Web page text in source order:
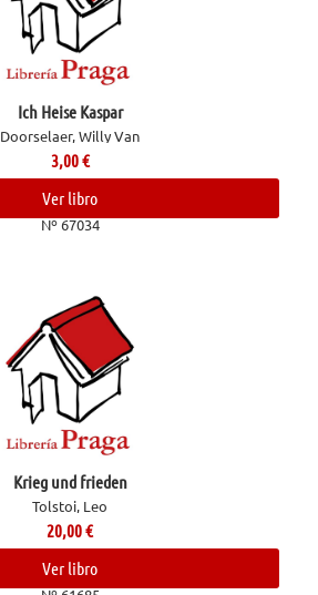
Ich Heise Kaspar
Doorselaer, Willy Van
3,00€
Ver libro
Nº 67034
Krieg und frieden
Tolstoi, Leo
20,00€
Ver libro